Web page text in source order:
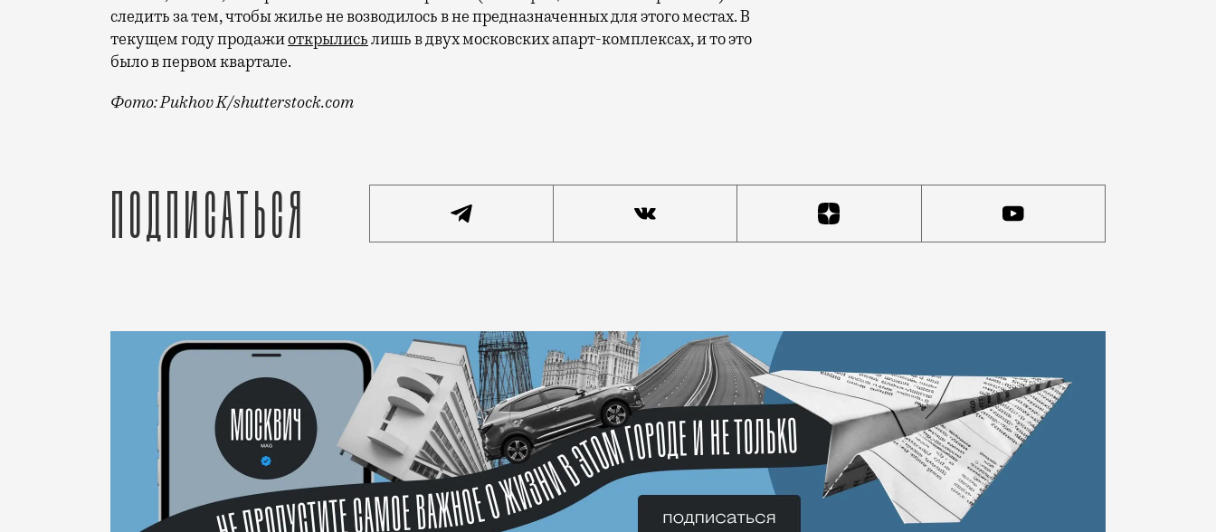
следить за тем, чтобы жилье не возводилось в не предназначенных для этого местах. В
текущем году продажиоткрылисьлишь в двух московских апарт-комплексах, и то это
было в первом квартале.
Фото: Pukhov K/shutterstock.com
Подписаться